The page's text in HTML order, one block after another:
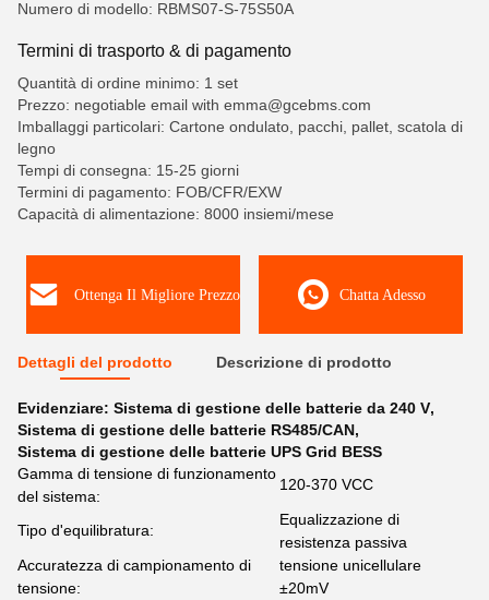
Numero di modello: RBMS07-S-75S50A
Termini di trasporto & di pagamento
Quantità di ordine minimo: 1 set
Prezzo: negotiable email with emma@gcebms.com
Imballaggi particolari: Cartone ondulato, pacchi, pallet, scatola di
legno
Tempi di consegna: 15-25 giorni
Termini di pagamento: FOB/CFR/EXW
Capacità di alimentazione: 8000 insiemi/mese
Ottenga Il Migliore Prezzo Chatta Adesso
Dettagli del prodotto Descrizione di prodotto
Evidenziare: Sistema di gestione delle batterie da 240 V,
Sistema di gestione delle batterie RS485/CAN,
Sistema di gestione delle batterie UPS Grid BESS
Gamma di tensione di funzionamento
del sistema:
120-370 VCC
Tipo d'equilibratura:
Equalizzazione di
resistenza passiva
Accuratezza di campionamento di
tensione:
tensione unicellulare
±20mV